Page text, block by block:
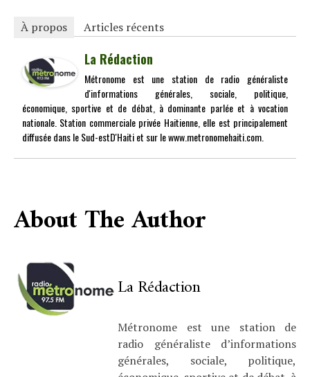
À propos Articles récents
La Rédaction
Métronome est une station de radio généraliste
d'informations générales, sociale, politique,
économique, sportive et de débat, à dominante parlée et à vocation
nationale. Station commerciale privée Haitienne, elle est principalement
diffusée dans le Sud-estD'Haiti et sur le www.metronomehaiti.com.
About The Author
La Rédaction
Métronome est une station de
radio généraliste d’informations
générales, sociale, politique,